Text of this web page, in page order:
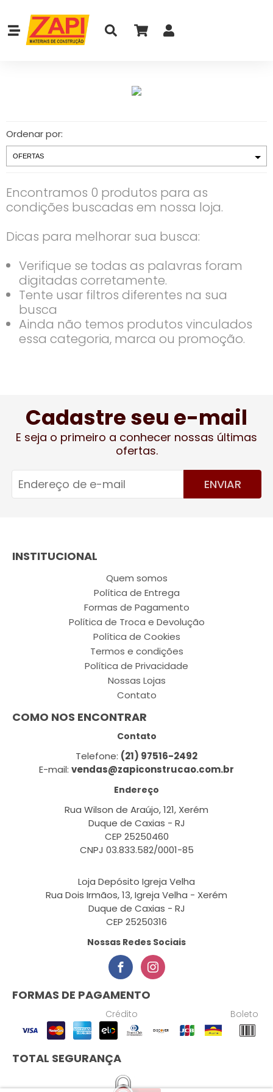
Ordenar por:
Encontramos 0 produtos para as
condições buscadas em nossa loja.
Dicas para melhorar sua busca:
Verifique se todas as palavras foram
digitadas corretamente.
Tente usar filtros diferentes na sua
busca
Ainda não temos produtos vinculados
essa categoria, marca ou promoção.
Cadastre seu e-mail
E seja o primeiro a conhecer nossas últimas
ofertas.
ENVIAR
INSTITUCIONAL
Quem somos
Política de Entrega
Formas de Pagamento
Política de Troca e Devolução
Política de Cookies
Termos e condições
Política de Privacidade
Nossas Lojas
Contato
COMO NOS ENCONTRAR
Contato
Telefone: (21) 97516-2492
E-mail: vendas@zapiconstrucao.com.br
Endereço
Rua Wilson de Araújo, 121, Xerém
Duque de Caxias - RJ
CEP 25250460
CNPJ 03.833.582/0001-85
Loja Depósito Igreja Velha
Rua Dois Irmãos, 13, Igreja Velha - Xerém
Duque de Caxias - RJ
CEP 25250316
Nossas Redes Sociais
FORMAS DE PAGAMENTO
Crédito Boleto
TOTAL SEGURANÇA